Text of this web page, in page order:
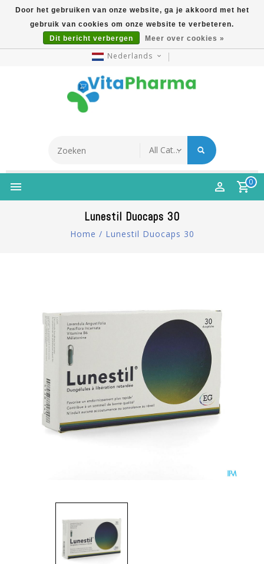
5% Korting Na Aanmelding Op Nieuwsbrief | Gratis
Verzending Vanaf €49 | Online Sinds 2007
Nederlands
0
Lunestil Duocaps 30
Home / Lunestil Duocaps 30
Door het gebruiken van onze website, ga je akkoord met het
gebruik van cookies om onze website te verbeteren.
Dit bericht verbergen
Meer over cookies »